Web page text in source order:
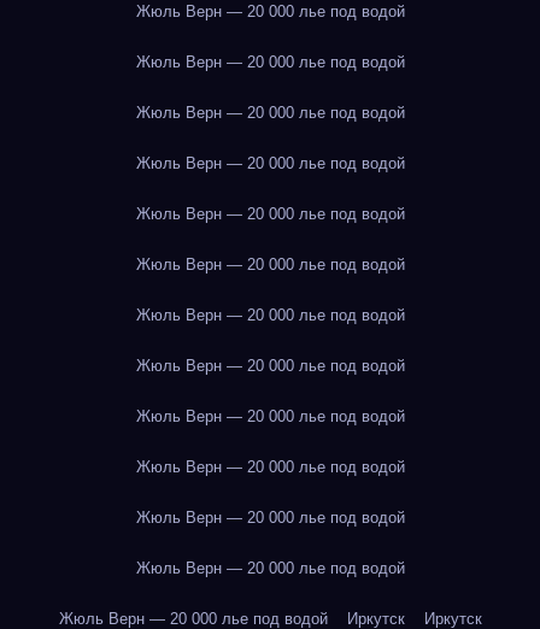
Жюль Верн — 20 000 лье под водой
Жюль Верн — 20 000 лье под водой
Жюль Верн — 20 000 лье под водой
Жюль Верн — 20 000 лье под водой
Жюль Верн — 20 000 лье под водой
Жюль Верн — 20 000 лье под водой
Жюль Верн — 20 000 лье под водой
Жюль Верн — 20 000 лье под водой
Жюль Верн — 20 000 лье под водой
Жюль Верн — 20 000 лье под водой
Жюль Верн — 20 000 лье под водой
Жюль Верн — 20 000 лье под водой
Жюль Верн — 20 000 лье под водой Иркутск Иркутск